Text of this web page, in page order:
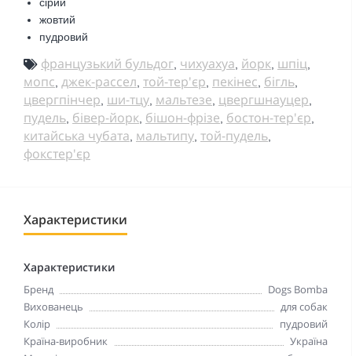
жовтий
пудровий
французький бульдог чихуахуа йорк шпіц
мопс джек-рассел той-тер'єр пекінес бігль
цвергпінчер ши-тцу мальтезе цвергшнауцер
пудель бівер-йорк бішон-фрізе бостон-тер'єр
китайська чубата мальтипу той-пудель
фокстер'єр
Характеристики
Характеристики
Бренд
Dogs Bomba
Вихованець
для собак
Колір
пудровий
Країна-виробник
Україна